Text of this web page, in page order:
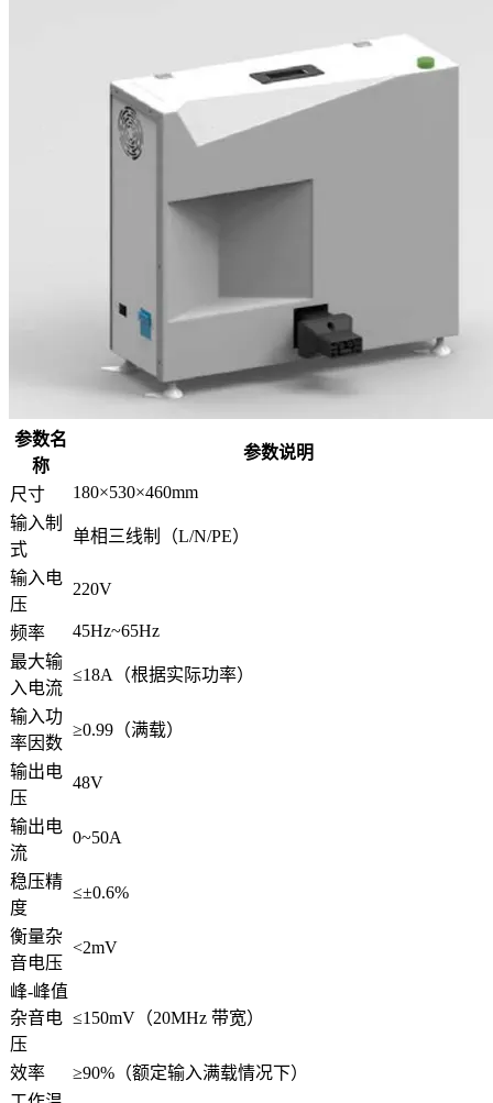
参数名
称
参数说明
尺寸
180×530×460mm
输入制
式
单相三线制（L/N/PE）
输入电
压
220V
频率
45Hz~65Hz
最大输
入电流
≤18A（根据实际功率）
输入功
率因数
≥0.99（满载）
输出电
压
48V
输出电
流
0~50A
稳压精
度
≤±0.6%
衡量杂
音电压
<2mV
峰-峰值
杂音电
压
≤150mV（20MHz 带宽）
效率
≥90%（额定输入满载情况下）